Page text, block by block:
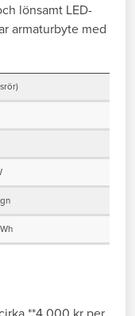
lönsamt LED-
armaturbyte med